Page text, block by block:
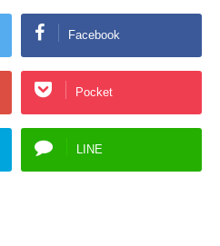
Facebook
Pocket
LINE